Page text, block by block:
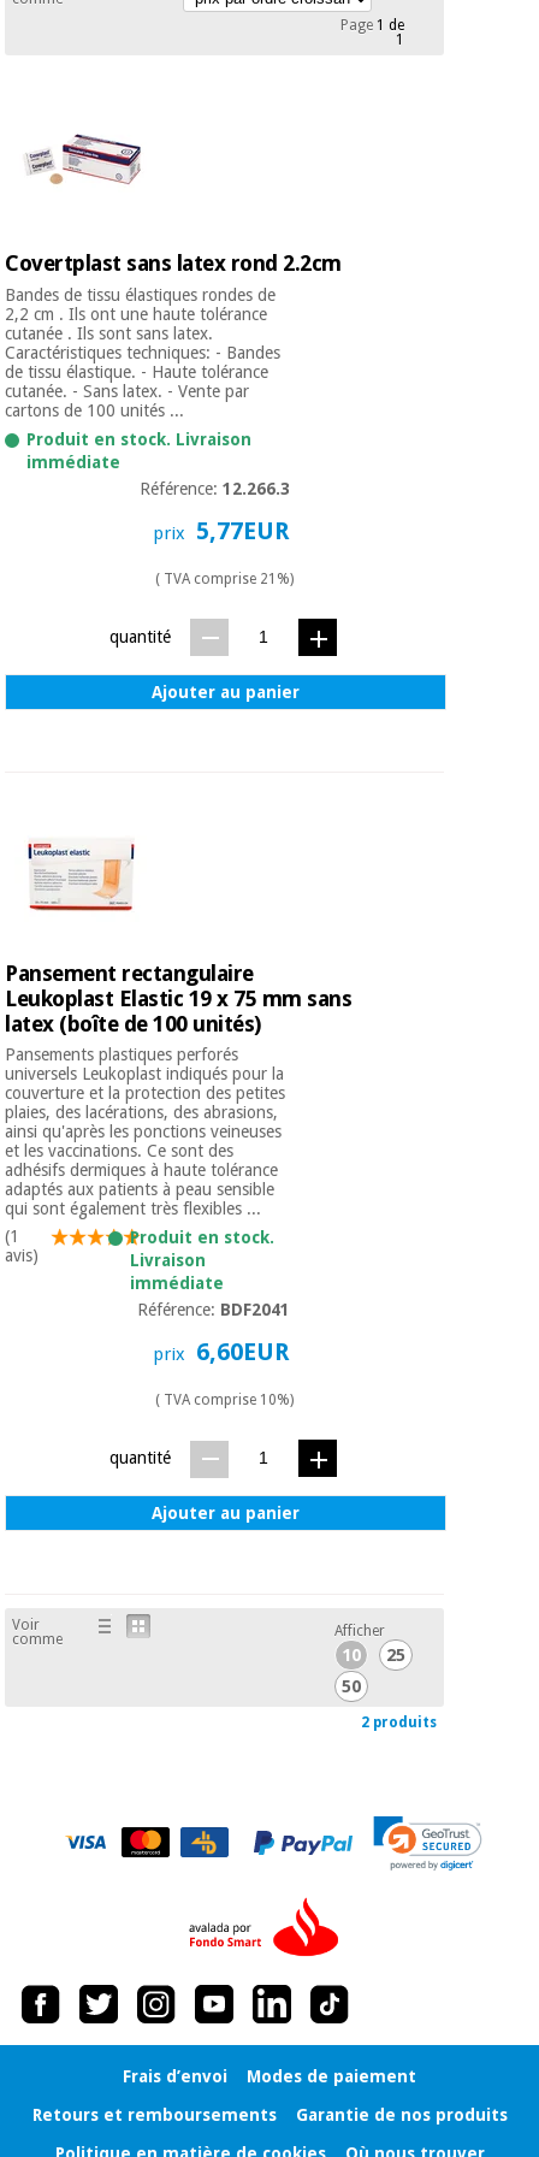
Outlet
Académie
Tech
Fisaude
équipement
chinoise
Mobilier
Armoires
thérapeutiques
Matériel de
protection
essentiel
pour les
coronavirus
jeux
Orthopédie
(déstockage)
Offres
Outlet
Académie
Tech
Fisaude
médical
chinoise
Mobilier
clinique
Armoires
thérapeutiques
Sports
jeux
Armoires
sanitaires
Vétérinaire
Orthopédie
Instruments
chirurgicaux
Page1 de
1
Covertplast sans latex rond 2.2cm
Bandes de tissu élastiques rondes de
2,2 cm . Ils ont une haute tolérance
cutanée . Ils sont sans latex.
Caractéristiques techniques: - Bandes
de tissu élastique. - Haute tolérance
cutanée. - Sans latex. - Vente par
cartons de 100 unités ...
Produit en stock. Livraison
immédiate
Référence:12.266.3
prix 5,77EUR
( TVA comprise 21%)
quantité
Ajouter au panier
Pansement rectangulaire
Leukoplast Elastic 19 x 75 mm sans
latex (boîte de 100 unités)
Pansements plastiques perforés
universels Leukoplast indiqués pour la
couverture et la protection des petites
plaies, des lacérations, des abrasions,
ainsi qu'après les ponctions veineuses
et les vaccinations. Ce sont des
adhésifs dermiques à haute tolérance
adaptés aux patients à peau sensible
qui sont également très flexibles ...
(1
avis)
Produit en stock.
Livraison
immédiate
Référence: BDF2041
prix 6,60EUR
( TVA comprise 10%)
quantité
Ajouter au panier
Voir
comme
Afficher
10
25
50
2 produits
Frais d’envoi
Modes de paiement
Retours et remboursements
Garantie de nos produits
Politique en matière de cookies
Où nous trouver